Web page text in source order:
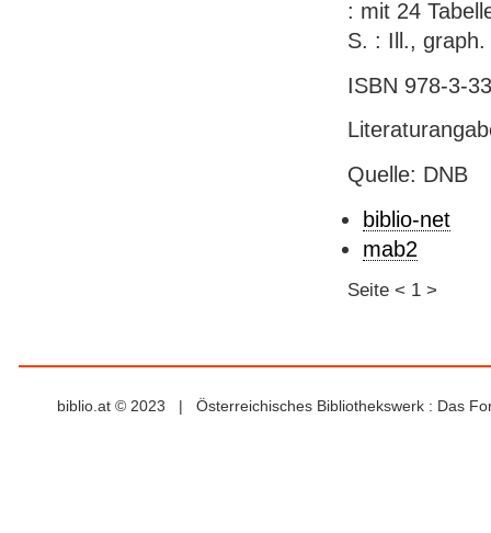
: mit 24
S. : Ill.,
ISBN 978-3-
Quelle: DNB
biblio-net
mab2
Seite < 1 >
biblio.at © 2023 | Österreichisches Bibliothekswerk : Das